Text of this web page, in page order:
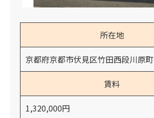
所在地
京都府京都市伏見区竹田西段川原町
賃料
1,320,000円